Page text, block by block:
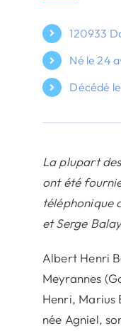
120933
Né le 24
Décédé
La plupart
ont été
téléphonique
et Serge
Albert Henri
Meyrannes
Henri, Marius
née Agniel,